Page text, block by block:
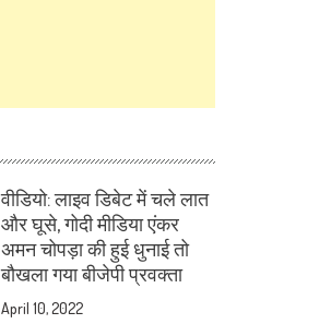
वीडियो: लाइव डिबेट में चले लात
और घूसे, गोदी मीडिया एंकर
अमन चोपड़ा की हुई धुनाई तो
बौखला गया बीजेपी प्रवक्ता
April 10, 2022